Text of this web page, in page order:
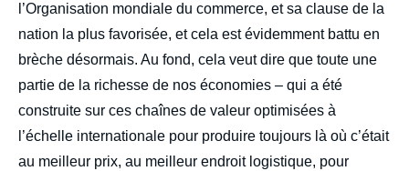
l’Organisation mondiale du commerce, et sa clause de la
nation la plus favorisée, et cela est évidemment battu en
brèche désormais. Au fond, cela veut dire que toute une
partie de la richesse de nos économies – qui a été
construite sur ces chaînes de valeur optimisées à
l’échelle internationale pour produire toujours là où c’était
au meilleur prix, au meilleur endroit logistique, pour